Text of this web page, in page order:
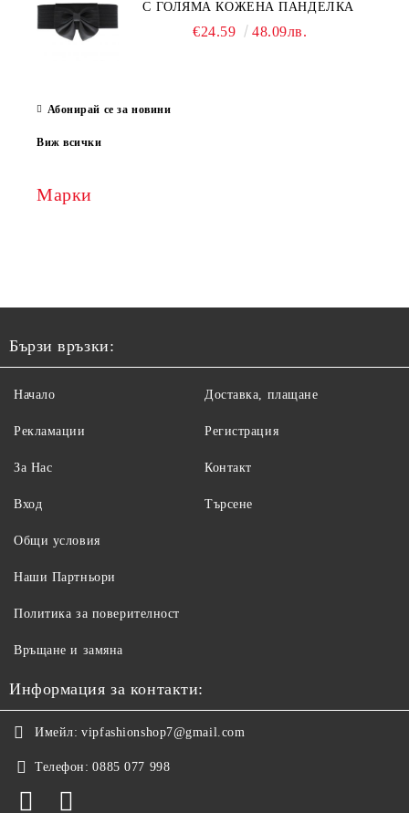
С ГОЛЯМА КОЖЕНА ПАНДЕЛКА
€24.59 48.09лв.
Абонирай се за новини
Виж всички
Марки
Бързи връзки:
Начало
Рекламации
За Нас
Вход
Доставка, плащане
Регистрация
Контакт
Търсене
Общи условия
Наши Партньори
Политика за поверителност
Връщане и замяна
Информация за контакти:
Имейл: vipfashionshop7@gmail.com
Телефон: 0885 077 998